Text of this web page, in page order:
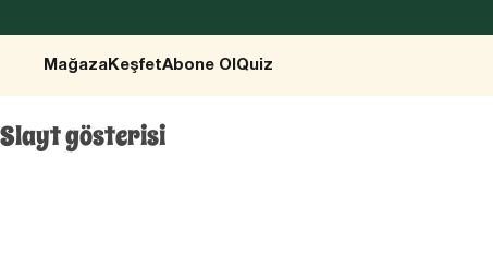
Mağaza KeşfetAbone Ol Quiz
Slayt gösterisi